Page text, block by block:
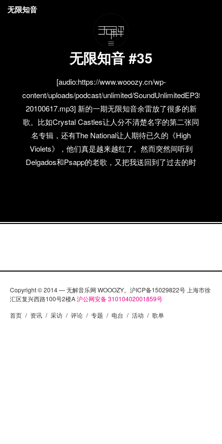
无限知音 #35
[audio:https://www.wooozy.cn/wp-
content/uploads/podcast/unlimited/SoundUnlimitedEP35-
20100617.mp3] 新的一期无限知音余雷放了很多的新
歌。比如Crystal Castles让人分不清楚名字的第二张同
名专辑，还有The National让人期待已久的《High
Violets》，他们真是越来越红了。然而突然间听到
Delgados和Psapp的老歌，又把我送回到了过去的时
…
无限知音
Copyright © 2014 — 无解音乐网 WOOOZY。沪ICP备15029822号 上海市徐
汇区复兴西路100号2楼A沪公网安备 31010402001859号
首页 / 资讯 / 采访 / 评论 / 专题 / 电台 / 活动 / 歌单